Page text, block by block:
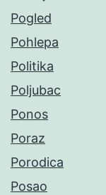
Pogled
Pohlepa
Politika
Poljubac
Ponos
Poraz
Porodica
Posao